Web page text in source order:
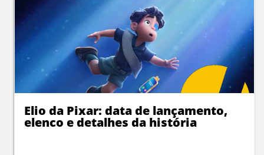
Elio da Pixar: data de lançamento,
elenco e detalhes da história